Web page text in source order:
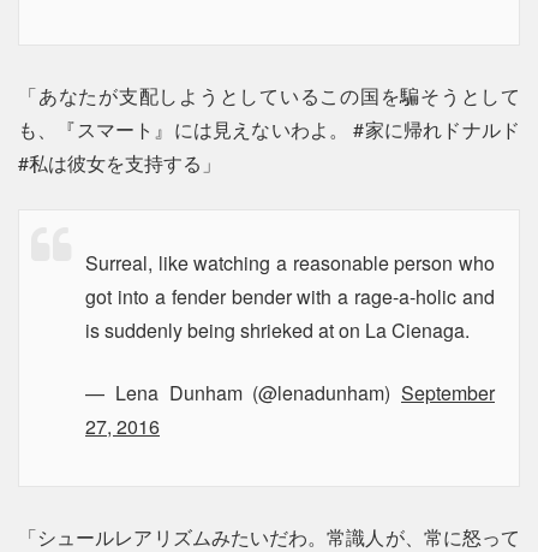
「あなたが支配しようとしているこの国を騙そうとして
も、『スマート』には見えないわよ。 #家に帰れドナルド
#私は彼女を支持する」
Surreal, like watching a reasonable person who
got into a fender bender with a rage-a-holic and
is suddenly being shrieked at on La Cienaga.
— Lena Dunham (@lenadunham) September
27, 2016
「シュールレアリズムみたいだわ。常識人が、常に怒って